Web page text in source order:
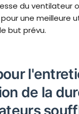
du ventilateur
une meilleure
but prévu.
de la